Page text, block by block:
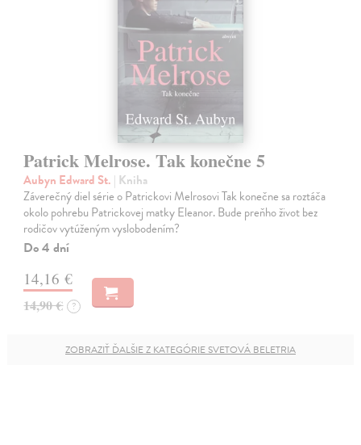
Patrick Melrose. Tak konečne 5
Aubyn Edward St. | Kniha
Záverečný diel série o Patrickovi Melrosovi Tak konečne sa roztáča
okolo pohrebu Patrickovej matky Eleanor. Bude preňho život bez
rodičov vytúženým vyslobodením?
Do 4 dní
14,16 €
14,90 € ?
ZOBRAZIŤ ĎALŠIE Z KATEGÓRIE SVETOVÁ BELETRIA